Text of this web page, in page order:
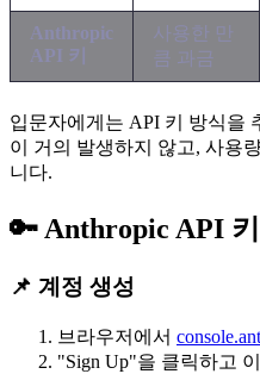
Anthropic
API 키
사용한 만
큼 과금
입문자에게는 API 키 방식을
이 거의 발생하지 않고, 사용
니다.
🔑 Anthropic API 키
📌 계정 생성
브라우저에서
"Sign Up"을 클릭하고